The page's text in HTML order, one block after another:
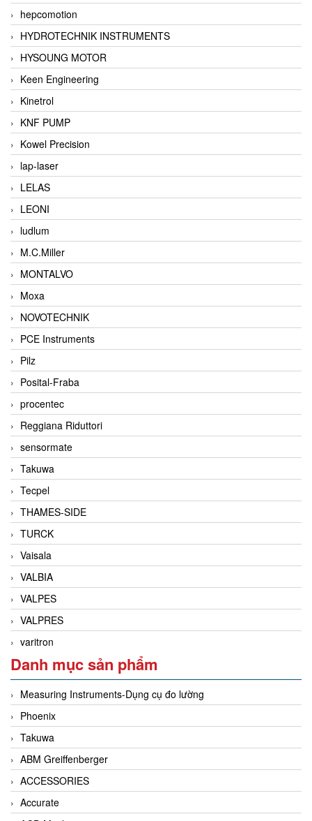
hepcomotion
HYDROTECHNIK INSTRUMENTS
HYSOUNG MOTOR
Keen Engineering
Kinetrol
KNF PUMP
Kowel Precision
lap-laser
LELAS
LEONI
ludlum
M.C.Miller
MONTALVO
Moxa
NOVOTECHNIK
PCE Instruments
Pilz
Posital-Fraba
procentec
Reggiana Riduttori
sensormate
Takuwa
Tecpel
THAMES-SIDE
TURCK
Vaisala
VALBIA
VALPES
VALPRES
varitron
Danh mục sản phẩm
Measuring Instruments-Dụng cụ đo lường
Phoenix
Takuwa
ABM Greiffenberger
ACCESSORIES
Accurate